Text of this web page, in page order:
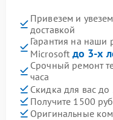
Привезем и
доставкой
Гарантия на наши
Microsoft до 3-х
Срочный ремонт
часа
Скидка для вас до
Получите 1500
Оригинальные